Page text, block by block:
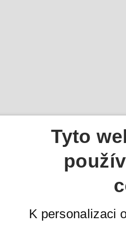
Tyto
K personalizaci